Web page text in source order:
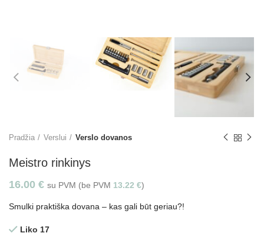
Pradžia Verslui Verslo dovanos
Meistro rinkinys
16.00 € su PVM (be PVM 13.22 €)
Smulki praktiška dovana – kas gali būt geriau?!
Liko 17